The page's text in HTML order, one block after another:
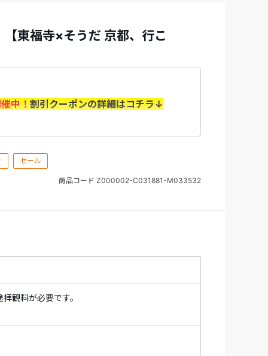
東福寺×そうだ 京都、行こ
中！割引クーポンの詳細はコチラ↓
水）10：00～8/31（月）＞
上、「選択内容確認画面」で利用するクー
はございません（天災、輸送障害等の事
了承ください。
セール
商品コード Z000002-C031881-M033532
観料が必要です。